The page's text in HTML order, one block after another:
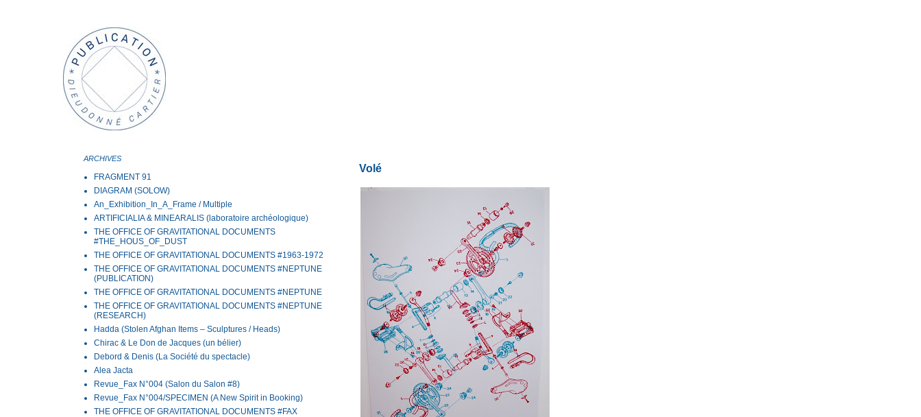
Volé
ARCHIVES
FRAGMENT 91
DIAGRAM (SOLOW)
An_Exhibition_In_A_Frame / Multiple
ARTIFICIALIA & MINEARALIS (laboratoire archéologique)
THE OFFICE OF GRAVITATIONAL DOCUMENTS
#THE_HOUS_OF_DUST
THE OFFICE OF GRAVITATIONAL DOCUMENTS #1963-1972
THE OFFICE OF GRAVITATIONAL DOCUMENTS #NEPTUNE
(PUBLICATION)
THE OFFICE OF GRAVITATIONAL DOCUMENTS #NEPTUNE
THE OFFICE OF GRAVITATIONAL DOCUMENTS #NEPTUNE
(RESEARCH)
Hadda (Stolen Afghan Items – Sculptures / Heads)
Chirac & Le Don de Jacques (un bélier)
Debord & Denis (La Société du spectacle)
Alea Jacta
Revue_Fax N°004 (Salon du Salon #8)
Revue_Fax N°004/SPECIMEN (A New Spirit in Booking)
THE OFFICE OF GRAVITATIONAL DOCUMENTS #FAX